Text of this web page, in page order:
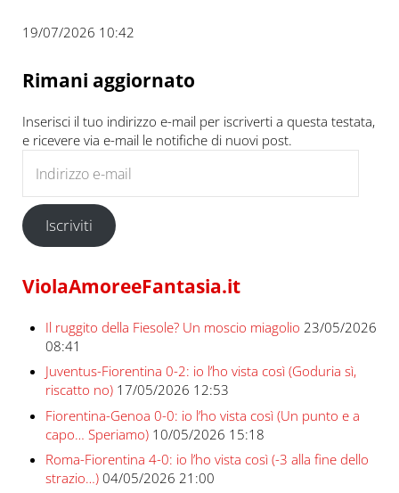
19/07/2026 10:42
Rimani aggiornato
Inserisci il tuo indirizzo e-mail per iscriverti a questa testata,
e ricevere via e-mail le notifiche di nuovi post.
Iscriviti
ViolaAmoreeFantasia.it
Il ruggito della Fiesole? Un moscio miagolio 23/05/2026
08:41
Juventus-Fiorentina 0-2: io l’ho vista così (Goduria sì,
riscatto no) 17/05/2026 12:53
Fiorentina-Genoa 0-0: io l’ho vista così (Un punto e a
capo… Speriamo) 10/05/2026 15:18
Roma-Fiorentina 4-0: io l’ho vista così (-3 alla fine dello
strazio…) 04/05/2026 21:00